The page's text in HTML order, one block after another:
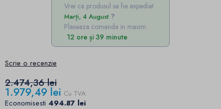
Vrei ca produsul sa fie expediat
Marți, 4 August
Plaseaza comanda in maxim
12 ore și 39 minute
Scrie o recenzie
2.474,36 lei
1.979,49 lei Cu TVA
Economisesti 494.87 lei